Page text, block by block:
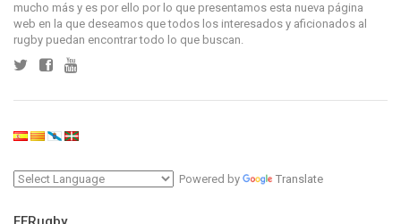
mucho más y es por ello por lo que presentamos esta nueva página
web en la que deseamos que todos los interesados y aficionados al
rugby puedan encontrar todo lo que buscan.
Powered by Translate